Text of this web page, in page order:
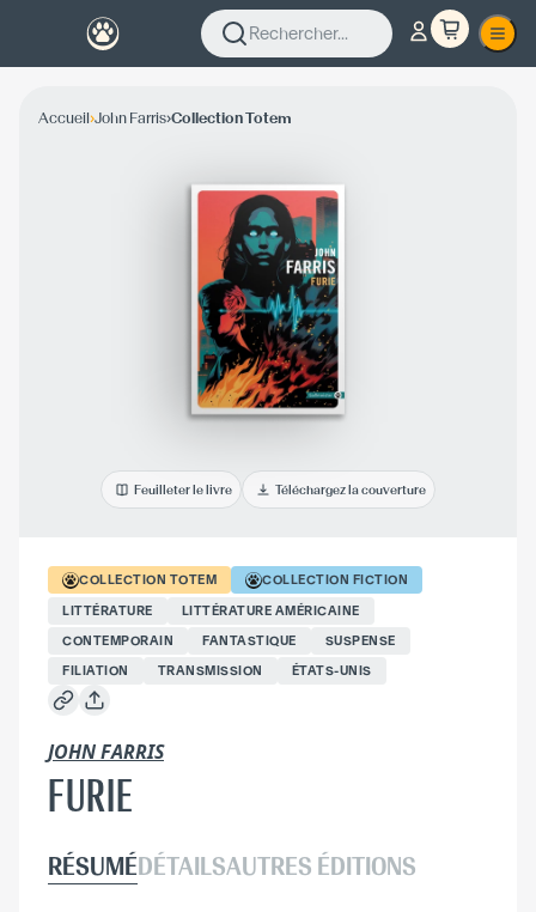
Rechercher...
Accueil›John Farris›Collection Totem
Feuilleter le livre Téléchargez la couverture
COLLECTION TOTEM COLLECTION FICTION
LITTÉRATURE
LITTÉRATURE AMÉRICAINE
CONTEMPORAIN
FANTASTIQUE
SUSPENSE
FILIATION
TRANSMISSION ÉTATS-UNIS
JOHN FARRIS
FURIE
RÉSUMÉDÉTAILSAUTRES ÉDITIONS